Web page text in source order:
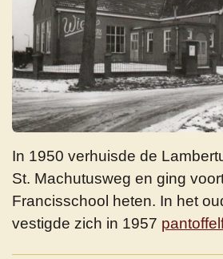
In 1950 verhuisde de
St. Machutusweg en ging
Francisschool heten. In het
vestigde zich in 1957